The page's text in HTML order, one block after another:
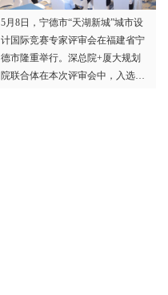
5月8日，宁德市“天湖新城”城市设
计国际竞赛专家评审会在福建省宁
德市隆重举行。深总院+厦大规划
院联合体在本次评审会中，入选前